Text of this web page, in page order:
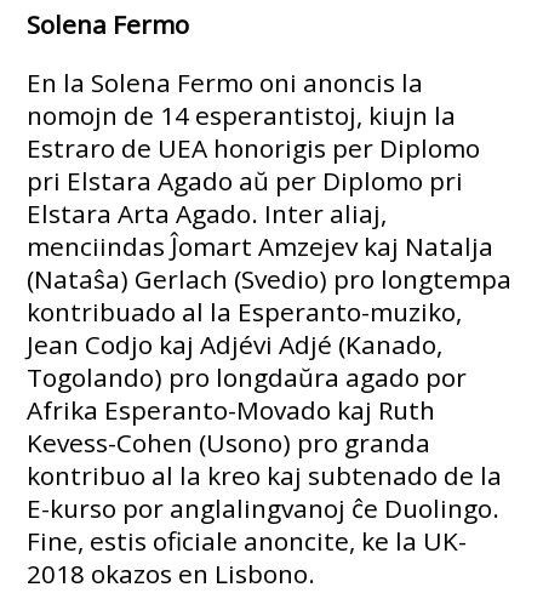
Solena Fermo
En la Solena Fermo oni anoncis la
nomojn de 14 esperantistoj, kiujn la
Estraro de UEA honorigis per Diplomo
pri Elstara Agado aŭ per Diplomo pri
Elstara Arta Agado. Inter aliaj,
menciindas Ĵomart Amzejev kaj Natalja
(Nataŝa) Gerlach (Svedio) pro longtempa
kontribuado al la Esperanto-muziko,
Jean Codjo kaj Adjévi Adjé (Kanado,
Togolando) pro longdaŭra agado por
Afrika Esperanto-Movado kaj Ruth
Kevess-Cohen (Usono) pro granda
kontribuo al la kreo kaj subtenado de la
E-kurso por anglalingvanoj ĉe Duolingo.
Fine, estis oficiale anoncite, ke la UK-
2018 okazos en Lisbono.